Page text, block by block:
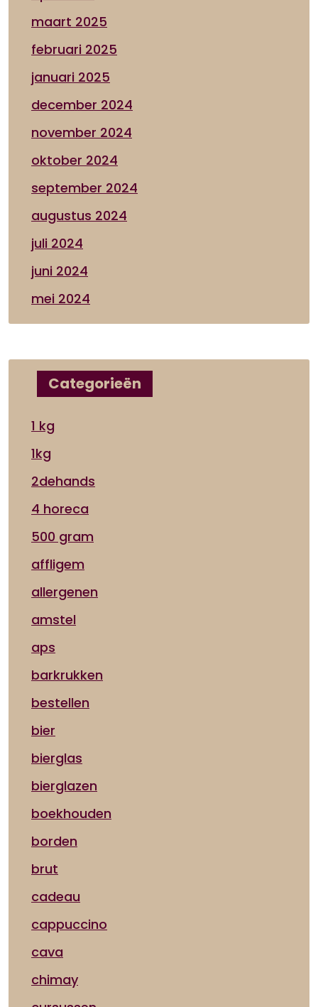
maart 2025
februari 2025
januari 2025
december 2024
november 2024
oktober 2024
september 2024
augustus 2024
juli 2024
juni 2024
mei 2024
Categorieën
1 kg
1kg
2dehands
4 horeca
500 gram
affligem
allergenen
amstel
aps
barkrukken
bestellen
bier
bierglas
bierglazen
boekhouden
borden
brut
cadeau
cappuccino
cava
chimay